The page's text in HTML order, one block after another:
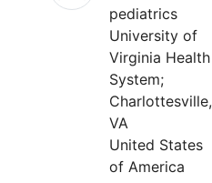
pediatrics
University of
Virginia Health
System;
Charlottesville,
VA
United States
of America